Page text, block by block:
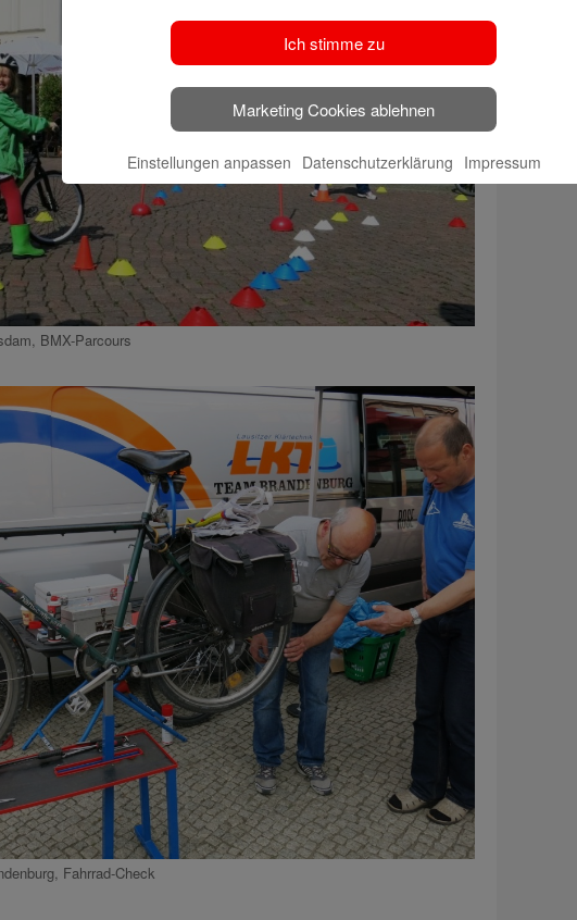
BMX-Parcours
Fahrrad-Check
Ich stimme zu
Marketing Cookies ablehnen
Einstellungen anpassen Datenschutzerklärung Impressum